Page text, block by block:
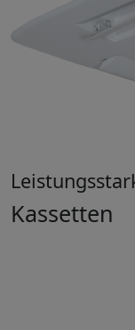
Kassetten